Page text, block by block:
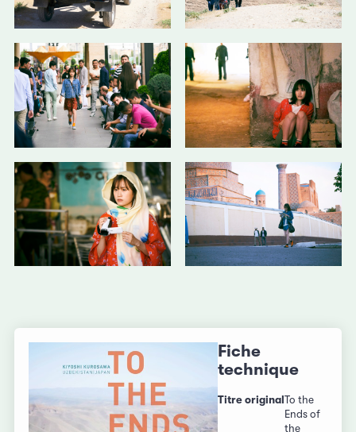
Fiche
technique
Titre original To the
Ends of
the